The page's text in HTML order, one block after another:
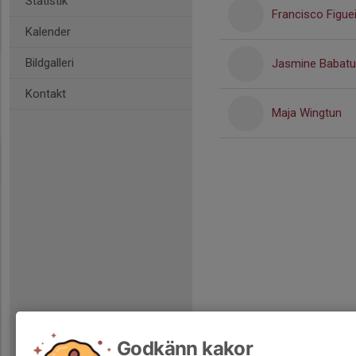
Kalender
Bildgalleri
Kontakt
Francisco
Jasmine
Maja Wingtun
Godkänn kakor